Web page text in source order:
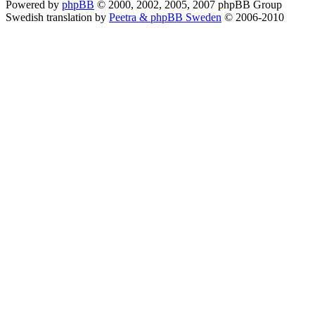
Powered by phpBB © 2000, 2002, 2005, 2007 phpBB Group
Swedish translation by Peetra & phpBB Sweden © 2006-2010